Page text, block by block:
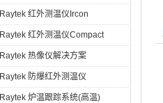
Raytek 红外测温仪Ircon
Raytek 红外测温仪Compact
Raytek 热像仪解决方案
Raytek 防爆红外测温仪
Raytek 炉温跟踪系统(高温)